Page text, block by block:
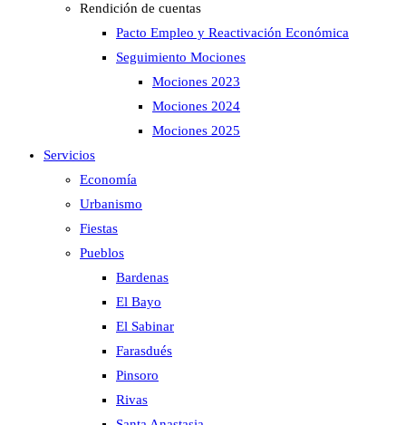
Rendición de cuentas
Pacto Empleo y Reactivación Económica
Seguimiento Mociones
Mociones 2023
Mociones 2024
Mociones 2025
Servicios
Economía
Urbanismo
Fiestas
Pueblos
Bardenas
El Bayo
El Sabinar
Farasdués
Pinsoro
Rivas